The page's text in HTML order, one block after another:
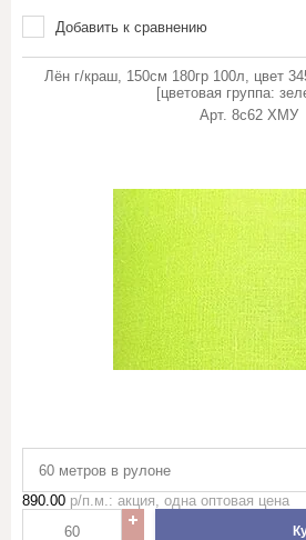
Добавить к сравнению
Лён г/краш, 150см 180гр 100л, цвет
[цветовая группа:
Арт. 8с62 ХМУ
60 метров в рулоне
890.00 р/п.м.: акция, одна оптовая цена